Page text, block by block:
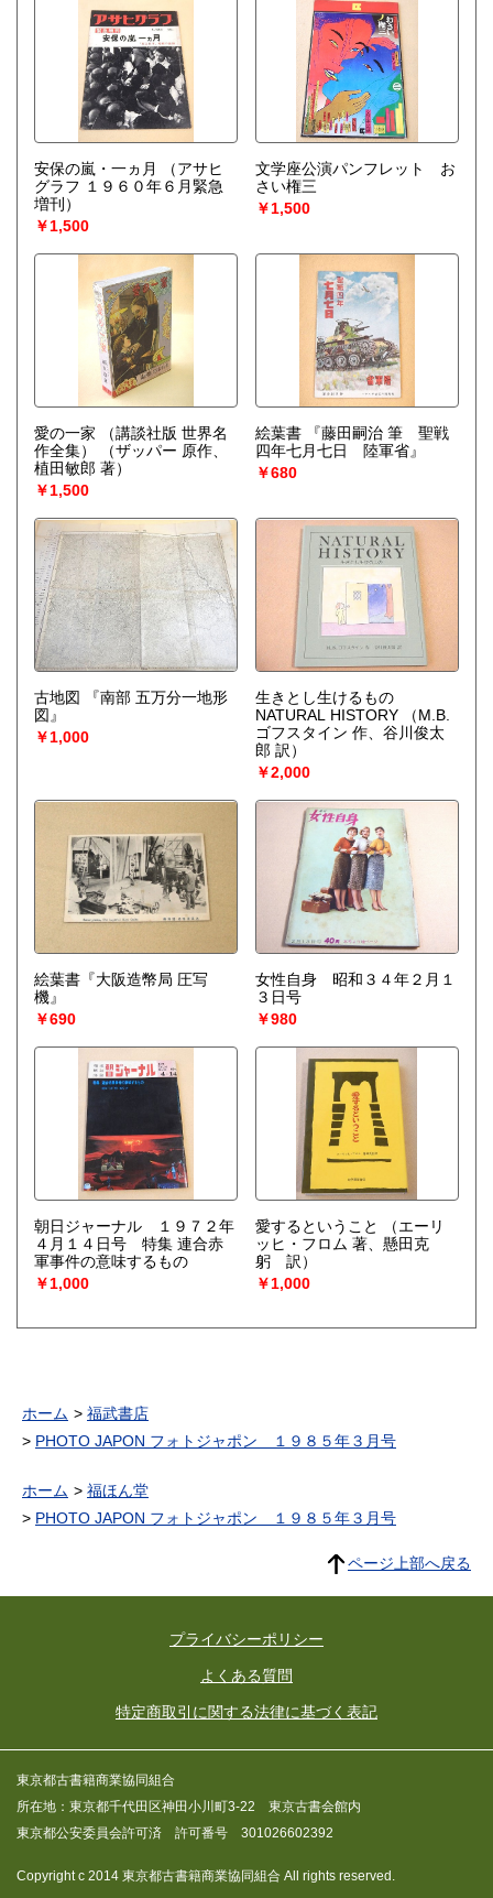
安保の嵐・一ヵ月 （アサヒ
グラフ １９６０年６月緊急
増刊）
￥1,500
文学座公演パンフレット お
さい権三
￥1,500
愛の一家 （講談社版 世界名
作全集）
（ザッパー 原作、
植田敏郎 著）
￥1,500
絵葉書 『藤田嗣治 筆 聖戦
四年七月七日 陸軍省』
￥680
古地図 『南部 五万分一地形
図』
￥1,000
生きとし生けるもの
NATURAL HISTORY
（M.B.
ゴフスタイン 作、谷川俊太
郎 訳）
￥2,000
絵葉書『大阪造幣局 圧写
機』
￥690
女性自身 昭和３４年２月１
３日号
￥980
朝日ジャーナル １９７２年
４月１４日号 特集 連合赤
軍事件の意味するもの
￥1,000
愛するということ
（エーリ
ッヒ・フロム 著、懸田克
躬 訳）
￥1,000
ホーム
福武書店
PHOTO JAPON フォトジャポン １９８５年３月号
ホーム
福ほん堂
PHOTO JAPON フォトジャポン １９８５年３月号
ページ上部へ戻る
プライバシーポリシー
よくある質問
特定商取引に関する法律に基づく表記
東京都古書籍商業協同組合
所在地：東京都千代田区神田小川町3-22 東京古書会館内
東京都公安委員会許可済 許可番号 301026602392
Copyright c 2014 東京都古書籍商業協同組合 All rights reserved.